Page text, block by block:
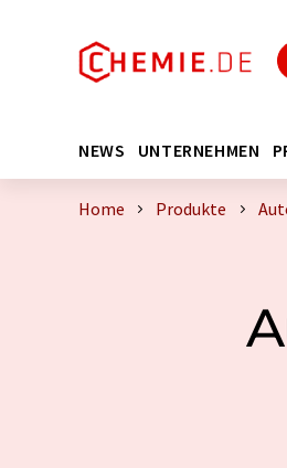
NEWS UNTERNEHMEN
Home Produkte